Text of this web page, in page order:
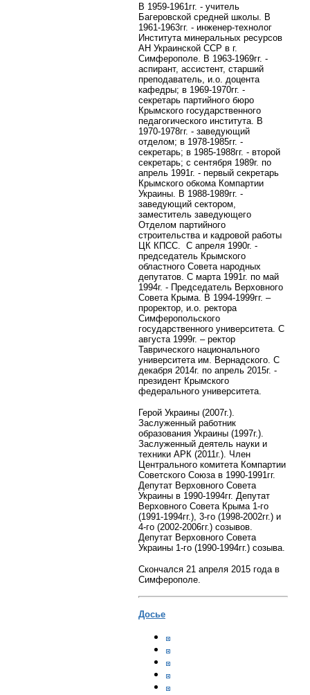
В 1959-1961гг. - учитель
Багеровской средней школы. В
1961-1963гг. - инженер-технолог
Института минеральных ресурсов
АН Украинской ССР в г.
Симферополе. В 1963-1969гг. -
аспирант, ассистент, старший
преподаватель, и.о. доцента
кафедры; в 1969-1970гг. -
секретарь партийного бюро
Крымского государственного
педагогического института. В
1970-1978гг. - заведующий
отделом; в 1978-1985гг. -
секретарь; в 1985-1988гг. - второй
секретарь; с сентября 1989г. по
апрель 1991г. - первый секретарь
Крымского обкома Компартии
Украины. В 1988-1989гг. -
заведующий сектором,
заместитель заведующего
Отделом партийного
строительства и кадровой работы
ЦК КПСС. С апреля 1990г. -
председатель Крымского
областного Совета народных
депутатов. С марта 1991г. по май
1994г. - Председатель Верховного
Совета Крыма. В 1994-1999гг. –
проректор, и.о. ректора
Симферопольского
государственного университета. С
августа 1999г. – ректор
Таврического национального
университета им. Вернадского. С
декабря 2014г. по апрель 2015г. -
президент Крымского
федерального университета.
Герой Украины (2007г.).
Заслуженный работник
образования Украины (1997г.).
Заслуженный деятель науки и
техники АРК (2011г.). Член
Центрального комитета Компартии
Советского Союза в 1990-1991гг.
Депутат Верховного Совета
Украины в 1990-1994гг. Депутат
Верховного Совета Крыма 1-го
(1991-1994гг.), 3-го (1998-2002гг.) и
4-го (2002-2006гг.) созывов.
Депутат Верховного Совета
Украины 1-го (1990-1994гг.) созыва.
Скончался 21 апреля 2015 года в
Симферополе.
Досье